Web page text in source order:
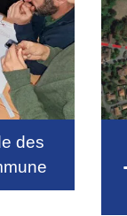
des